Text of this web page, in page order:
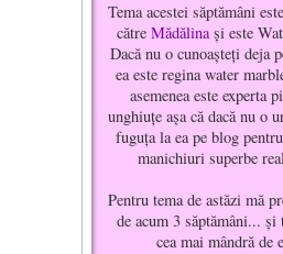
Tema acestei săptămâni
către Mădălinaşi este
Dacă nu o cunoaşteţi deja
ea este regina water
asemenea este experta
unghiuţe aşa că dacă nu o
fuguţa la ea pe blog
manichiuri superbe
Pentru tema de astăzi mă
de acum 3 săptămâni... şi
cea mai mândră de